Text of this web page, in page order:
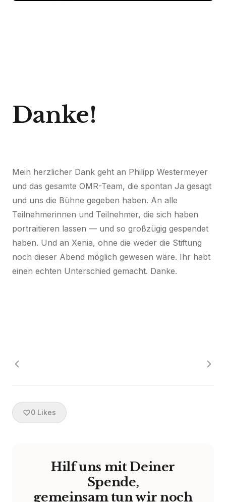
Danke!
Mein herzlicher Dank geht an Philipp Westermeyer
und das gesamte OMR-Team, die spontan Ja gesagt
und uns die Bühne gegeben haben. An alle
Teilnehmerinnen und Teilnehmer, die sich haben
portraitieren lassen — und so großzügig gespendet
haben. Und an Xenia, ohne die weder die Stiftung
noch dieser Abend möglich gewesen wäre. Ihr habt
einen echten Unterschied gemacht. Danke.
0 Likes
Hilf uns mit Deiner
Spende,
gemeinsam tun wir noch